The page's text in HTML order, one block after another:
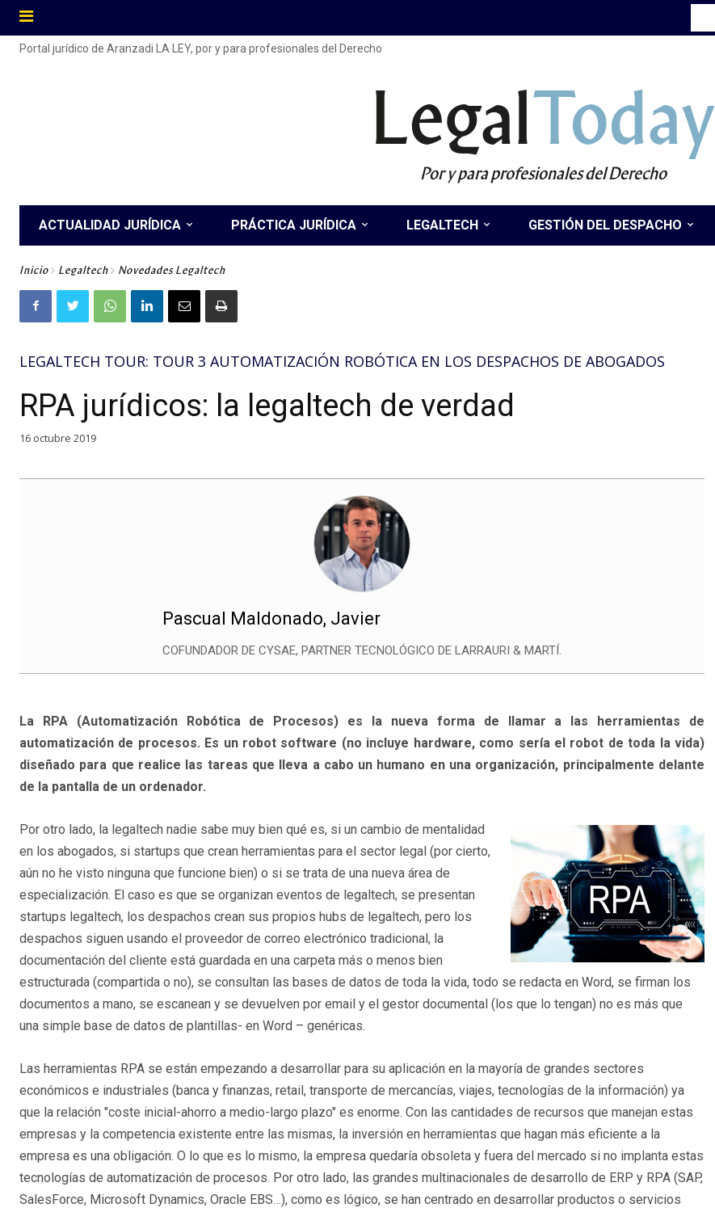
Portal jurídico de Aranzadi LA LEY, por y para profesionales del Derecho
LegalToday
Por y para profesionales del Derecho
ACTUALIDAD JURÍDICA PRÁCTICA JURÍDICA LEGALTECH GESTIÓN DEL DESPACHO
Inicio Legaltech Novedades Legaltech
LEGALTECH TOUR: TOUR 3 AUTOMATIZACIÓN ROBÓTICA EN LOS DESPACHOS DE ABOGADOS
RPA jurídicos: la legaltech de verdad
16 octubre 2019
Pascual Maldonado, Javier
COFUNDADOR DE CYSAE, PARTNER TECNOLÓGICO DE LARRAURI & MARTÍ.
La RPA (Automatización Robótica de Procesos) es la nueva forma de llamar a las herramientas de
automatización de procesos. Es un robot software (no incluye hardware, como sería el robot de toda la vida)
diseñado para que realice las tareas que lleva a cabo un humano en una organización, principalmente delante
de la pantalla de un ordenador.
Por otro lado, la legaltech nadie sabe muy bien qué es, si un cambio de mentalidad
en los abogados, si startups que crean herramientas para el sector legal (por cierto,
aún no he visto ninguna que funcione bien) o si se trata de una nueva área de
especialización. El caso es que se organizan eventos de legaltech, se presentan
startups legaltech, los despachos crean sus propios hubs de legaltech, pero los
despachos siguen usando el proveedor de correo electrónico tradicional, la
documentación del cliente está guardada en una carpeta más o menos bien
estructurada (compartida o no), se consultan las bases de datos de toda la vida, todo se redacta en Word, se firman los
documentos a mano, se escanean y se devuelven por email y el gestor documental (los que lo tengan) no es más que
una simple base de datos de plantillas- en Word – genéricas.
Las herramientas RPA se están empezando a desarrollar para su aplicación en la mayoría de grandes sectores
económicos e industriales (banca y finanzas, retail, transporte de mercancías, viajes, tecnologías de la información) ya
que la relación "coste inicial-ahorro a medio-largo plazo" es enorme. Con las cantidades de recursos que manejan estas
empresas y la competencia existente entre las mismas, la inversión en herramientas que hagan más eficiente a la
empresa es una obligación. O lo que es lo mismo, la empresa quedaría obsoleta y fuera del mercado si no implanta estas
tecnologías de automatización de procesos. Por otro lado, las grandes multinacionales de desarrollo de ERP y RPA (SAP,
SalesForce, Microsoft Dynamics, Oracle EBS…), como es lógico, se han centrado en desarrollar productos o servicios